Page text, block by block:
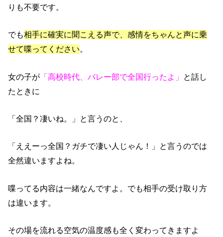
りも不要です。
でも相手に確実に聞こえる声で、感情をちゃんと声に乗
せて喋ってください。
女の子が 「高校時代、バレー部で全国行ったよ」 と話し
たときに
「全国？凄いね。」と言うのと、
「ええーっ全国？ガチで凄い人じゃん！」と言うのでは
全然違いますよね。
喋ってる内容は一緒なんですよ。でも相手の受け取り方
は違います。
その場を流れる空気の温度感も全く変わってきますよ